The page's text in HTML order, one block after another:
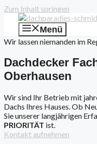
Zum Inhalt springen
Menü
Wir lassen niemanden im
Dachdecker
Oberhausen
Wir sind Ihr Betrieb mit
Dachs Ihres Hauses. Ob
Sie unserer langjährigen
PRIORITÄT ist.
Kontakt aufnehmen